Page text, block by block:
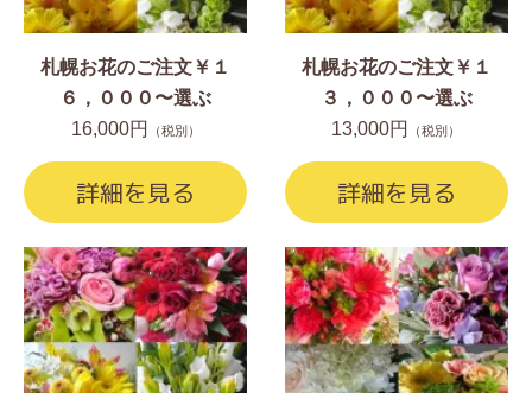
札幌お花のご注文￥１
６，０００〜選ぶ
16,000円
（税別）
詳細を見る
札幌お花のご注文￥１
３，０００〜選ぶ
13,000円
（税別）
詳細を見る